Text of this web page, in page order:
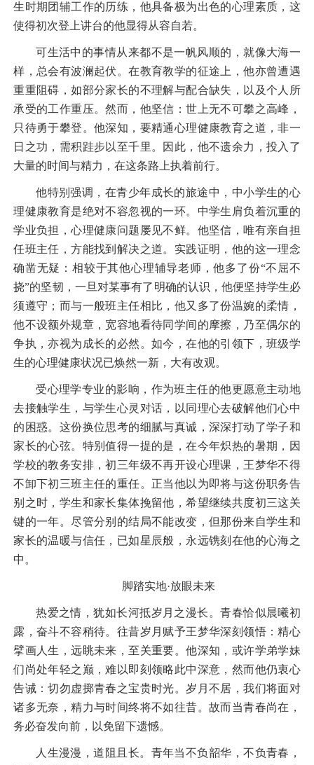
生时期团辅工作的历练，他具备极为出色的心理素质，这
使得初次登上讲台的他显得从容自若。
可生活中的事情从来都不是一帆风顺的，就像大海一
样，总会有波澜起伏。在教育教学的征途上，他亦曾遭遇
重重阻碍，如部分家长的不理解与配合缺失，以及个人所
承受的工作重压。然而，他坚信：世上无不可攀之高峰，
只待勇于攀登。他深知，要精通心理健康教育之道，非一
日之功，需积跬步以至千里。因此，他不遗余力，投入了
大量的时间与精力，在这条路上执着前行。
他特别强调，在青少年成长的旅途中，中小学生的心
理健康教育是绝对不容忽视的一环。中学生肩负着沉重的
学业负担，心理健康问题屡见不鲜。他坚信，唯有亲自担
任班主任，方能找到解决之道。实践证明，他的这一理念
确凿无疑：相较于其他心理辅导老师，他多了份“不屈不
挠”的坚韧，一旦对某事有了明确的认识，他便坚持学生必
须遵守；而与一般班主任相比，他又多了份温婉的柔情，
他不设额外规章，宽容地看待同学间的摩擦，乃至偶尔的
争执，亦视为成长的必然。如今，在他的引领下，班级学
生的心理健康状况已焕然一新，大有改观。
受心理学专业的影响，作为班主任的他更愿意主动地
去接触学生，与学生心灵对话，以同理心去破解他们心中
的困惑。这份换位思考的细腻与真诚，深深打动了学子和
家长的心弦。特别值得一提的是，在今年炽热的暑期，因
学校的教务安排，初三年级不再开设心理课，王梦华不得
不卸下初三班主任的重任。正当他以为即将与这份职务告
别之时，学生和家长集体挽留他，希望继续共度初三这关
键的一年。尽管分别的结局不能改变，但那份来自学生和
家长的温暖与信任，已如星辰般，永远镌刻在他的心海之
中。
脚踏实地·放眼未来
热爱之情，犹如长河抵岁月之漫长。青春恰似晨曦初
露，奋斗不容稍待。往昔岁月赋予王梦华深刻领悟：精心
擘画人生，远眺未来，至关重要。他深知，或许学弟学妹
们尚处年轻之巅，难以即刻领略此中深意，然而他仍衷心
告诫：切勿虚掷青春之宝贵时光。岁月不居，我们将面对
诸多无奈，精力与时间终将不如往昔。故而当青春尚在，
务必奋发向前，以免留下遗憾。
人生漫漫，道阻且长。青年当不负韶华，不负青春，